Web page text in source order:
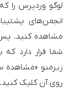
لوگو وردپرس را
مشاهده کنید. پس
شما قرار دارد
زیرمنو «مشاهده
روی آن کلیک کنید.